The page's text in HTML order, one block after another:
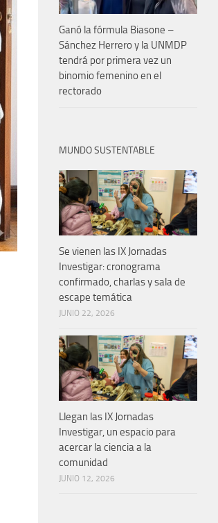
Ganó la fórmula Biasone –
Sánchez Herrero y la UNMDP
tendrá por primera vez un
binomio femenino en el
rectorado
MUNDO SUSTENTABLE
Se vienen las IX Jornadas
Investigar: cronograma
confirmado, charlas y sala de
escape temática
JUNIO 22, 2026
Llegan las IX Jornadas
Investigar, un espacio para
acercar la ciencia a la
comunidad
JUNIO 12, 2026